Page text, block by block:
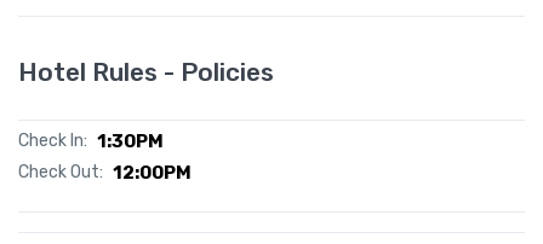
Hotel Rules - Policies
Check In: 1:30PM
Check Out: 12:00PM